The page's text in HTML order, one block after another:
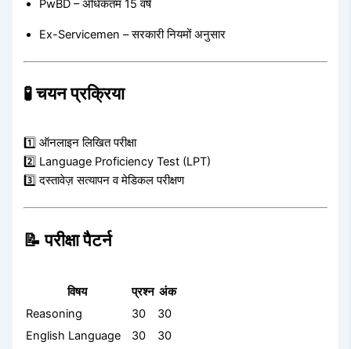
PwBD – अधिकतम 15 वर्ष
Ex-Servicemen – सरकारी नियमों अनुसार
🧪 चयन प्रक्रिया
1️⃣ ऑनलाइन लिखित परीक्षा
2️⃣ Language Proficiency Test (LPT)
3️⃣ दस्तावेज़ सत्यापन व मेडिकल परीक्षण
📝 परीक्षा पैटर्न
विषय प्रश्न अंक
Reasoning
30
30
English Language
30
30